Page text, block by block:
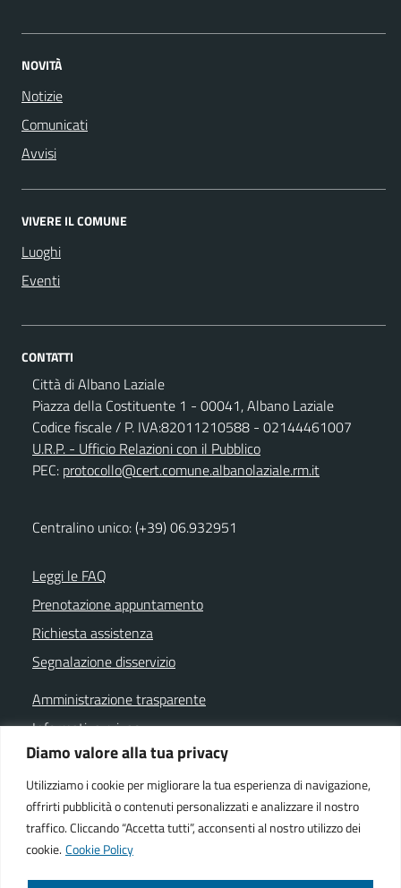
Diamo valore alla tua privacy
Utilizziamo i cookie per migliorare la tua esperienza di navigazione,
offrirti pubblicità o contenuti personalizzati e analizzare il nostro
traffico. Cliccando “Accetta tutti”, acconsenti al nostro utilizzo dei
cookie. Cookie Policy
NOVITÀ
Notizie
Comunicati
Avvisi
VIVERE IL COMUNE
Luoghi
Eventi
CONTATTI
Città di Albano Laziale
Piazza della Costituente 1 - 00041, Albano Laziale
Codice fiscale / P. IVA:82011210588 - 02144461007
U.R.P. - Ufficio Relazioni con il Pubblico
PEC: protocollo@cert.comune.albanolaziale.rm.it
Centralino unico: (+39) 06.932951
Leggi le FAQ
Prenotazione appuntamento
Richiesta assistenza
Segnalazione disservizio
Amministrazione trasparente
Informativa privacy
Note legali
Dichiarazione di accessibilità
Cookie policy